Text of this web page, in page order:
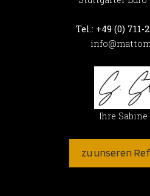
Tel.: +49 (0) 711-
Ihre
zu unseren